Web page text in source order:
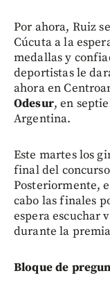
Por ahora, Ruiz
Cúcuta a la
medallas y
deportistas le
ahora en
Odesur, en
Argentina.
Este martes los
final del
Posteriormente,
cabo las finales
espera escuchar
durante la
Bloque de